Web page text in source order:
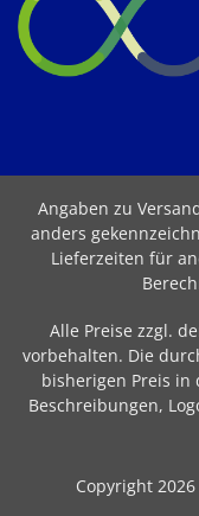
Angaben zu
anders
Lieferzeiten für
Alle Preise zzgl.
vorbehalten. Die
bisherigen Preis in
Beschreibungen,
Copyright 2026